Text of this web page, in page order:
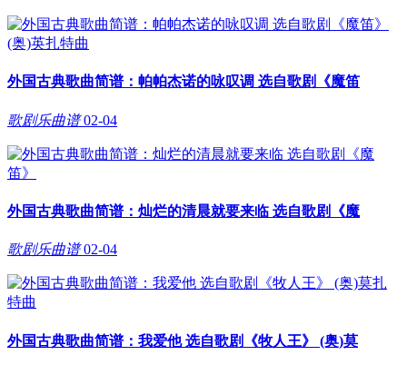
外国古典歌曲简谱：帕帕杰诺的咏叹调 选自歌剧《魔笛
歌剧乐曲谱 02-04
外国古典歌曲简谱：灿烂的清晨就要来临 选自歌剧《魔
歌剧乐曲谱 02-04
外国古典歌曲简谱：我爱他 选自歌剧《牧人王》 (奥)莫